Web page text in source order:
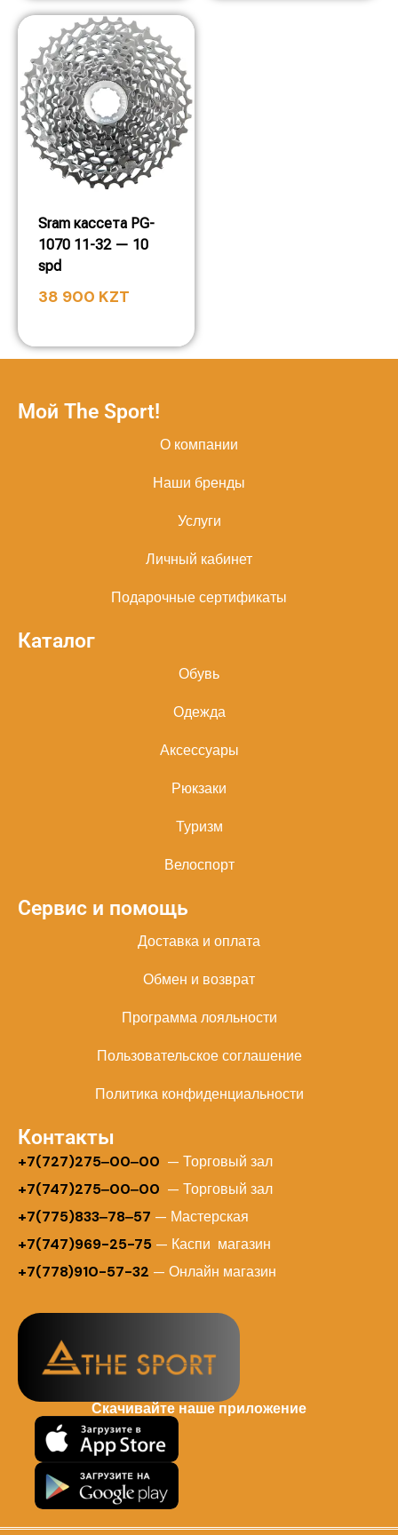
Sram кассета PG-
1070 11-32 — 10
spd
38 900 KZT
Мой The Sport!
О компании
Наши бренды
Услуги
Личный кабинет
Подарочные сертификаты
Каталог
Обувь
Одежда
Аксессуары
Рюкзаки
Туризм
Велоспорт
Сервис и помощь
Доставка и оплата
Обмен и возврат
Программа лояльности
Пользовательское соглашение
Политика конфиденциальности
Контакты
+7(727)275‒00‒00 — Торговый зал
+7(747)275‒00‒00 — Торговый зал
+7(775)833‒78‒57 — Мастерская
+7(747)969-25-75 — Каспи магазин
+7(778)910-57-32 — Онлайн магазин
Скачивайте наше приложение